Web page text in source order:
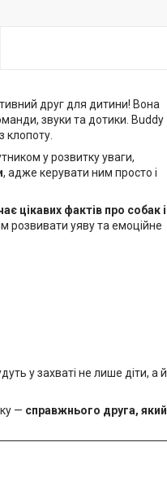
друг для дитини! Вона
звуки та дотики. Buddy
клопоту.
у розвитку уваги,
, адже керувати ним просто і
цікавих фактів про собак і
розвивати уяву та емоційне
у захваті не лише діти, а й
— справжнього друга, який